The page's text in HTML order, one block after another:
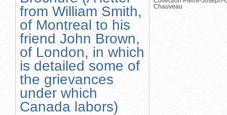
from William Smith,
of Montreal to his
friend John Brown,
of London, in which
is detailed some of
the grievances
under which
Canada labors)
Chauveau